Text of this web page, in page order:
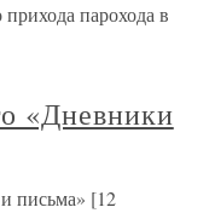
парохода в
«Дневники
письма» [12